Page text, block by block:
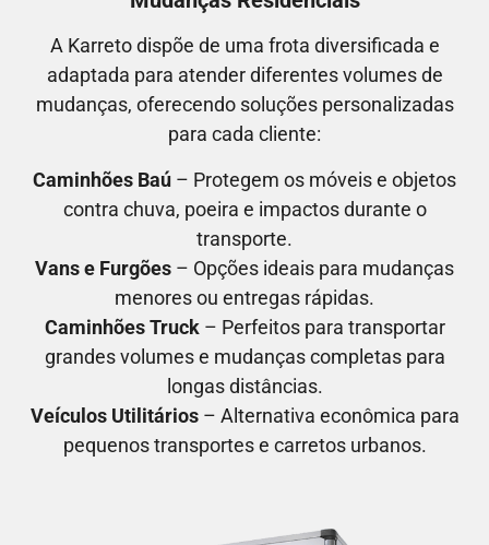
A Karreto dispõe de uma frota diversificada e
adaptada para atender diferentes volumes de
mudanças, oferecendo soluções personalizadas
para cada cliente:
Caminhões Baú – Protegem os móveis e objetos
contra chuva, poeira e impactos durante o
transporte.
Vans e Furgões – Opções ideais para mudanças
menores ou entregas rápidas.
Caminhões Truck– Perfeitos para transportar
grandes volumes e mudanças completas para
longas distâncias.
Veículos Utilitários– Alternativa econômica para
pequenos transportes e carretos urbanos.